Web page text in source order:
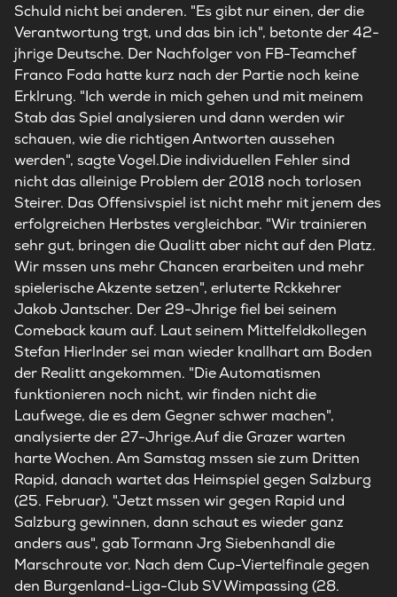
Schuld nicht bei anderen. "Es gibt nur einen, der die
Verantwortung trgt, und das bin ich", betonte der 42-
jhrige Deutsche. Der Nachfolger von FB-Teamchef
Franco Foda hatte kurz nach der Partie noch keine
Erklrung. "Ich werde in mich gehen und mit meinem
Stab das Spiel analysieren und dann werden wir
schauen, wie die richtigen Antworten aussehen
werden", sagte Vogel.Die individuellen Fehler sind
nicht das alleinige Problem der 2018 noch torlosen
Steirer. Das Offensivspiel ist nicht mehr mit jenem des
erfolgreichen Herbstes vergleichbar. "Wir trainieren
sehr gut, bringen die Qualitt aber nicht auf den Platz.
Wir mssen uns mehr Chancen erarbeiten und mehr
spielerische Akzente setzen", erluterte Rckkehrer
Jakob Jantscher. Der 29-Jhrige fiel bei seinem
Comeback kaum auf. Laut seinem Mittelfeldkollegen
Stefan Hierlnder sei man wieder knallhart am Boden
der Realitt angekommen. "Die Automatismen
funktionieren noch nicht, wir finden nicht die
Laufwege, die es dem Gegner schwer machen",
analysierte der 27-Jhrige.Auf die Grazer warten
harte Wochen. Am Samstag mssen sie zum Dritten
Rapid, danach wartet das Heimspiel gegen Salzburg
(25. Februar). "Jetzt mssen wir gegen Rapid und
Salzburg gewinnen, dann schaut es wieder ganz
anders aus", gab Tormann Jrg Siebenhandl die
Marschroute vor. Nach dem Cup-Viertelfinale gegen
den Burgenland-Liga-Club SV Wimpassing (28.